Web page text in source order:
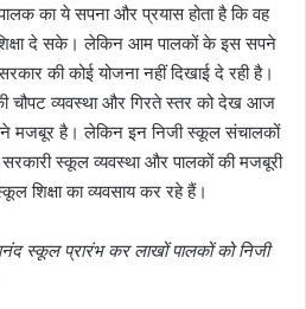
का ये सपना और प्रयास होता है कि वह
दे सके। लेकिन आम पालकों के इस सपने
की कोई योजना नहीं दिखाई दे रही है।
चौपट व्यवस्था और गिरते स्तर को देख आज
मजबूर है। लेकिन इन निजी स्कूल संचालकों
सरकारी स्कूल व्यवस्था और पालकों की मजबूरी
शिक्षा का व्यवसाय कर रहे हैं।
स्कूल प्रारंभ कर लाखों पालकों को निजी